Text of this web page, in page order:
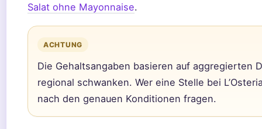
Salat ohne Mayonnaise.
ACHTUNG
Die Gehaltsangaben basieren auf aggregierten
regional schwanken. Wer eine Stelle bei
nach den genauen Konditionen fragen.